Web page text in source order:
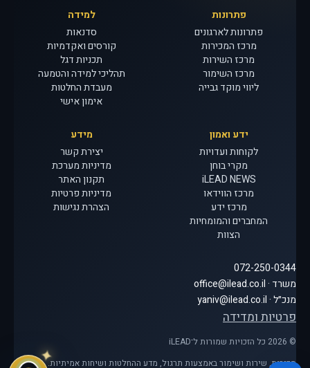
פתרונות
פתרונות לארגונים
מרכז המכירות
מרכז השירות
מרכז השימור
ליווי מוקד גבייה
למידה
סדנאות
קורסים ואקדמיות
תכניות דגל
תהליכי למידה והטמעה
מעבדת החלטות
אימון אישי
ידע ואמון
לקוחות ועדויות
מקרי בוחן
iLEAD NEWS
מרכז הווידאו
מרכז ידע
המחברים והמומחיות
הצוות
מידע
יצירת קשר
מדיניות מערכת
תקנון האתר
מדיניות פרטיות
הצהרת נגישות
072-250-0344
משרד · office@ilead.co.il
מנכ״ל · yaniv@ilead.co.il
פרטיות ומדידה
© 2026 כל הזכויות שמורות ל־iLEAD
מכירות, שירות ושימור באמצעות תרגול, מדע ההחלטות ושיחות אמיתיות.